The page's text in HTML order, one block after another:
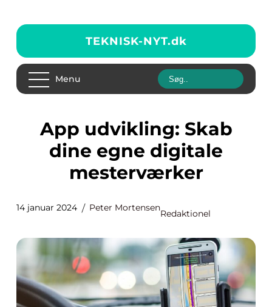
TEKNISK-NYT.dk
Menu
App udvikling: Skab
dine egne digitale
mesterværker
14 januar 2024 Peter Mortensen
Redaktionel